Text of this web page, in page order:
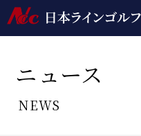
ニュース
NEWS